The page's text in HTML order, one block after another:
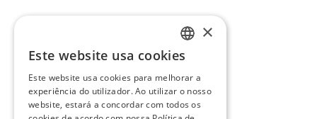
PORTUGUESE
ENGLISH
×
Este website usa cookies
Este website usa cookies para melhorar a
experiência do utilizador. Ao utilizar o nosso
website, estará a concordar com todos os